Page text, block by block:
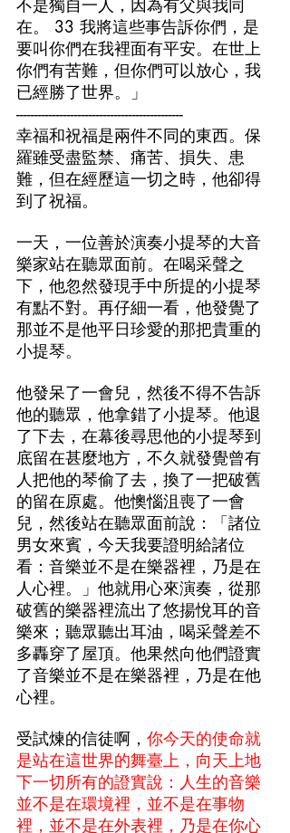
在。 33 我將這些事告訴你們，是
要叫你們在我裡面有平安。在世上
你們有苦難，但你們可以放心，我
已經勝了世界。」
----------------------------------------------
幸福和祝福是兩件不同的東西。保
羅雖受盡監禁、痛苦、損失、患
難，但在經歷這一切之時，他卻得
到了祝福。
一天，一位善於演奏小提琴的大音
樂家站在聽眾面前。在喝采聲之
下，他忽然發現手中所提的小提琴
有點不對。再仔細一看，他發覺了
那並不是他平日珍愛的那把貴重的
小提琴。
他發呆了一會兒，然後不得不告訴
他的聽眾，他拿錯了小提琴。他退
了下去，在幕後尋思他的小提琴到
底留在甚麼地方，不久就發覺曾有
人把他的琴偷了去，換了一把破舊
的留在原處。他懊惱沮喪了一會
兒，然後站在聽眾面前說：「諸位
男女來賓，今天我要證明給諸位
看：音樂並不是在樂器裡，乃是在
人心裡。」他就用心來演奏，從那
破舊的樂器裡流出了悠揚悅耳的音
樂來；聽眾聽出耳油，喝采聲差不
多轟穿了屋頂。他果然向他們證實
了音樂並不是在樂器裡，乃是在他
心裡。
受試煉的信徒啊， 你今天的使命就
是站在這世界的舞臺上，向天上地
下一切所有的證實說：人生的音樂
並不是在環境裡，並不是在事物
裡，並不是在外表裡，乃是在你心